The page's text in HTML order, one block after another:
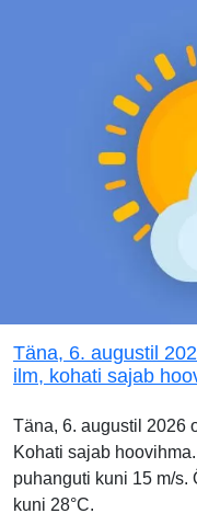
Täna, 6. augustil
ilm, kohati sajab
Täna, 6. augustil 2026
Kohati sajab
puhanguti kuni 15 m/s.
kuni 28°C.